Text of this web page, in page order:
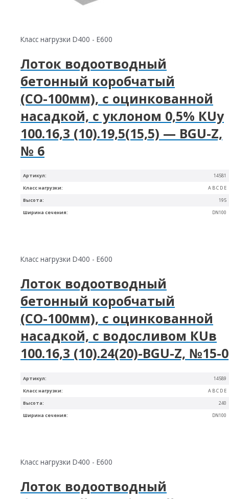
Артикул: 14581
Ширина сечения: DN100
Высота: 195
Класс нагрузки: A B C D E
Класс нагрузки D400 - E600
Лоток водоотводный
бетонный коробчатый
(СО-100мм), с оцинкованной
насадкой, с уклоном 0,5% КUу
100.16,3 (10).19,5(15,5) — BGU-Z,
№ 6
Артикул: 14589
Ширина сечения: DN100
Высота: 240
Класс нагрузки: A B C D E
Класс нагрузки D400 - E600
Лоток водоотводный
бетонный коробчатый
(СО-100мм), с оцинкованной
насадкой, с водосливом КUв
100.16,3 (10).24(20)-BGU-Z, №15-0
Класс нагрузки D400 - E600
Лоток водоотводный